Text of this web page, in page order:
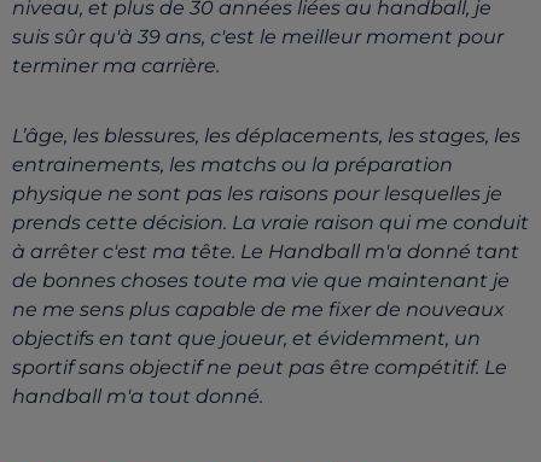
niveau, et plus de 30 années liées au handball, je
suis sûr qu'à 39 ans, c'est le meilleur moment pour
terminer ma carrière.
L’âge, les blessures, les déplacements, les stages, les
entrainements, les matchs ou la préparation
physique ne sont pas les raisons pour lesquelles je
prends cette décision. La vraie raison qui me conduit
à arrêter c'est ma tête. Le Handball m'a donné tant
de bonnes choses toute ma vie que maintenant je
ne me sens plus capable de me fixer de nouveaux
objectifs en tant que joueur, et évidemment, un
sportif sans objectif ne peut pas être compétitif. Le
handball m'a tout donné.